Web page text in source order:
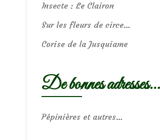
Insecte : Le Clairon
Sur les fleurs de circe…
Corise de la Jusquiame
De bonnes adresses…
Pépinières et autres…